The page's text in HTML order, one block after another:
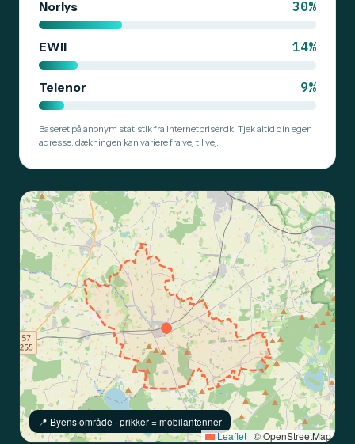
Norlys 30%
EWII 14%
Telenor 9%
Baseret på anonym statistik fra Internetpriser.dk. Tjek altid din egen
adresse: dækningen kan variere fra vej til vej.
📍️ Byens område · prikker = mobilantenner
Leaflet | © OpenStreetMap